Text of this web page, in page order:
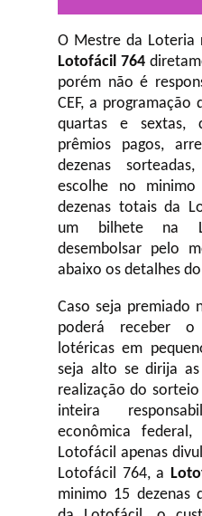
O Mestre da Loteria
Lotofácil 764
porém não é
CEF, a programação
quartas e sextas,
prêmios pagos,
dezenas
escolhe no
dezenas totais da
um bilhete na
desembolsar pelo
abaixo os detalhes do
Caso seja premiado
poderá receber
lotéricas em
seja alto se dirija
realização do
inteira
econômica
Lotofácil apenas
Lotofácil 764, a
minimo 15 dezenas